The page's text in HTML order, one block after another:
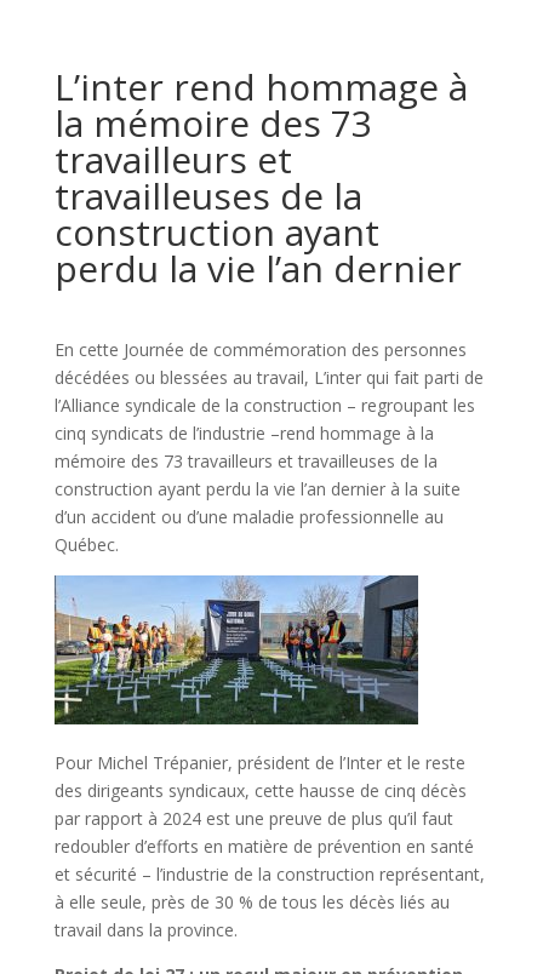
L’inter rend hommage à
la mémoire des 73
travailleurs et
travailleuses de la
construction ayant
perdu la vie l’an dernier
En cette Journée de commémoration des personnes
décédées ou blessées au travail, L’inter qui fait parti de
l’Alliance syndicale de la construction – regroupant les
cinq syndicats de l’industrie –rend hommage à la
mémoire des 73travailleurs et travailleuses de la
construction ayant perdu la vie l’an dernier à la suite
d’un accident ou d’une maladie professionnelle au
Québec.
Pour Michel Trépanier, président de l’Inter et le reste
des dirigeants syndicaux, cette hausse de cinq décès
par rapport à 2024 est une preuve de plus qu’il faut
redoubler d’efforts en matière de prévention en santé
et sécurité – l’industrie de la construction représentant,
à elle seule, près de 30 % de tous les décès liés au
travail dans la province.